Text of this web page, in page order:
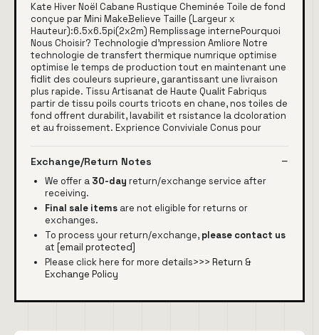
Kate Hiver Noël Cabane Rustique Cheminée Toile de fond
conçue par Mini MakeBelieve Taille (Largeur x
Hauteur):6.5x6.5pi(2x2m) Remplissage internePourquoi
Nous Choisir? Technologie d'mpression Amliore Notre
technologie de transfert thermique numrique optimise
optimise le temps de production tout en maintenant une
fidlit des couleurs suprieure, garantissant une livraison
plus rapide. Tissu Artisanat de Haute Qualit Fabriqus
partir de tissu poils courts tricots en chane, nos toiles de
fond offrent durabilit, lavabilit et rsistance la dcoloration
et au froissement. Exprience Conviviale Conus pour
Exchange/Return Notes
We offer a 30-day return/exchange service after
receiving.
Final sale items are not eligible for returns or
exchanges.
To process your return/exchange, please contact us
at [email protected]
Please click here for more details>>> Return &
Exchange Policy